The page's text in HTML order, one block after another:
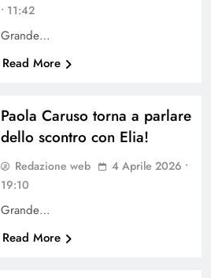
• 11:42
Grande…
Read More
Paola Caruso torna a parlare
dello scontro con Elia!
Redazione web
4 Aprile 2026 •
19:10
Grande…
Read More